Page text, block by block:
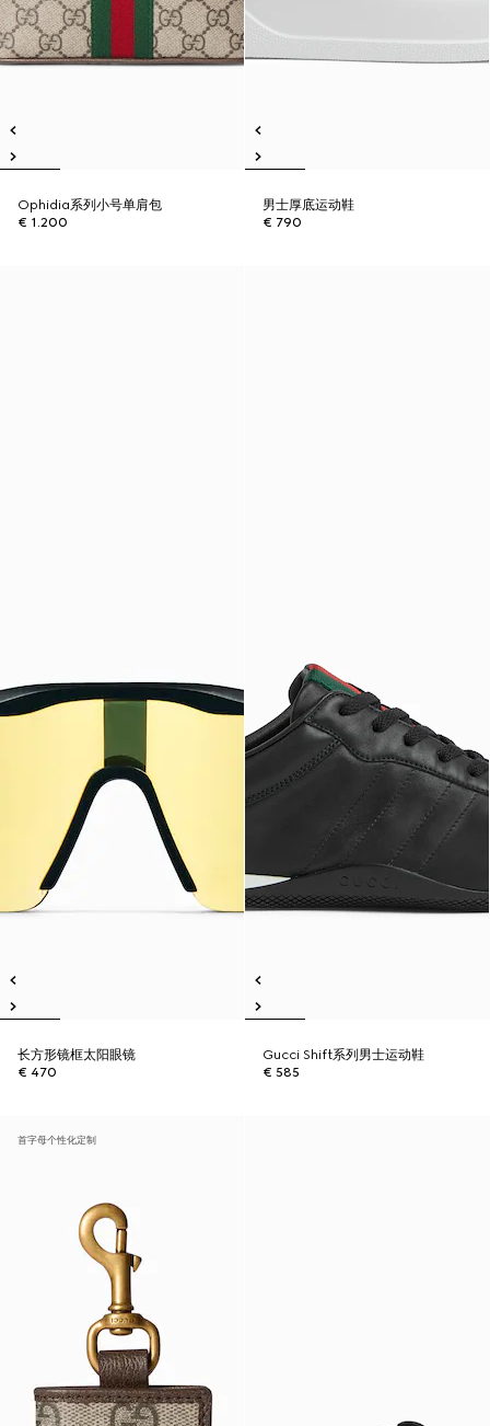
Ophidia系列小号单肩包
€ 1.200
男士厚底运动鞋
€ 790
长方形镜框太阳眼镜
€ 470
Gucci Shift系列男士运动鞋
€ 585
首字母个性化定制